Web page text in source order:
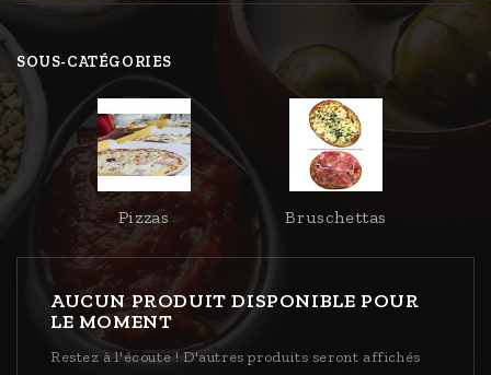
SOUS-CATÉGORIES
Pizzas Bruschettas
AUCUN PRODUIT DISPONIBLE POUR
LE MOMENT
Restez à l'écoute ! D'autres produits seront affichés